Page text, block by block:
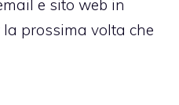
e sito web in
prossima volta che